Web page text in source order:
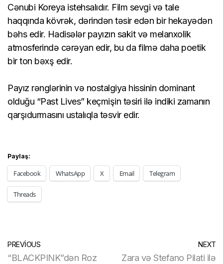
Cənubi Koreya istehsalıdır. Film sevgi və tale
haqqında kövrək, dərindən təsir edən bir hekayədən
bəhs edir. Hadisələr payızın sakit və melanxolik
atmosferində cərəyan edir, bu da filmə daha poetik
bir ton bəxş edir.
Payız rənglərinin və nostalgiya hissinin dominant
olduğu “Past Lives” keçmişin təsiri ilə indiki zamanın
qarşıdurmasını ustalıqla təsvir edir.
Paylaş:
Facebook WhatsApp X Email Telegram
Threads
PREVIOUS
“BLACKPINK”dən Roz
NEXT
Zara və Stefano Pilati ilə